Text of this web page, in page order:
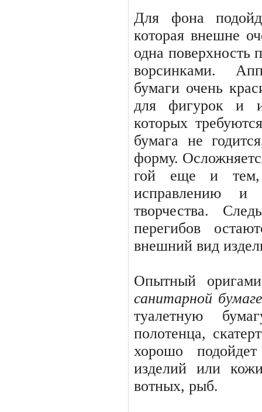
Для фона
которая внешне
одна поверхность
ворсинками.
бумаги очень
для фигурок и
которых
бумага не
форму.
гой еще и тем,
исправлению и
творчества.
перегибов
внешний вид
Опытный
санитарной
туалетную
полотенца,
хорошо
изделий или
вотных, рыб.